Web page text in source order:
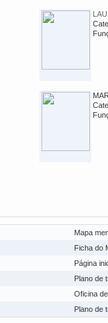
Mapa
Ficha do
Página
Plano de
Oficina
Plano de